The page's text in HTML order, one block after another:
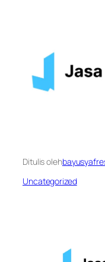
Ditulis oleh
Uncategorized